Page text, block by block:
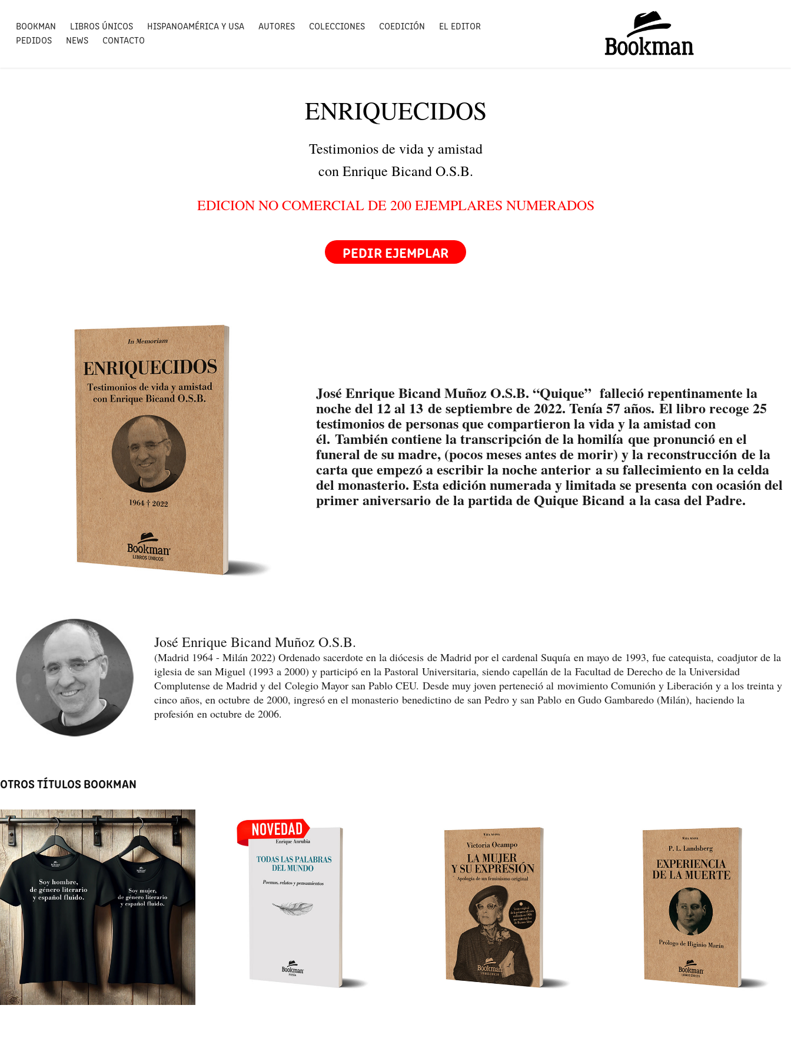
BOOKMAN LIBROS ÚNICOS HISPANOAMÉRICA Y USA AUTORES COLECCIONES COEDICIÓN
EL EDITOR
PEDIDOS
NEWS CONTACTO
ENRIQUECIDOS
Testimonios de vida y amistad
con Enrique Bicand O.S.B.
EDICION NO COMERCIAL DE 200 EJEMPLARES NUMERADOS
PEDIR EJEMPLAR
José Enrique Bicand Muñoz O.S.B. “Quique” falleció repentinamente la
noche del 12 al 13 de septiembre de 2022. Tenía 57 años. El libro recoge 25
testimonios de personas que compartieron la vida y la amistad con
él. También contiene la transcripción de la homilía que pronunció en el
funeral de su madre, (pocos meses antes de morir) y la reconstrucción de la
carta que empezó a escribir la noche anterior a su fallecimiento en la celda
del monasterio. Esta edición numerada y limitada se presenta con ocasión del
primer aniversario de la partida de Quique Bicand a la casa del Padre.
José Enrique Bicand Muñoz O.S.B.
(Madrid 1964 - Milán 2022) Ordenado sacerdote en la diócesis de Madrid por el cardenal Suquía en mayo de 1993, fue catequista, coadjutor de la
iglesia de san Miguel (1993 a 2000) y participó en la Pastoral Universitaria, siendo capellán de la Facultad de Derecho de la Universidad
Complutense de Madrid y del Colegio Mayor san Pablo CEU. Desde muy joven perteneció al movimiento Comunión y Liberación y a los treinta y
cinco años, en octubre de 2000, ingresó en el monasterio benedictino de san Pedro y san Pablo en Gudo Gambaredo (Milán), haciendo la
profesión en octubre de 2006.
OTROS TÍTULOS BOOKMAN
CAMISETA BOOKMAN GÉNERO LITERARIO CON
ENVÍO GRATUITO
TODAS LAS PALABRAS DEL MUNDO LA MUJER Y SU EXPRESION EXPERIENCIA DE LA MUERTE